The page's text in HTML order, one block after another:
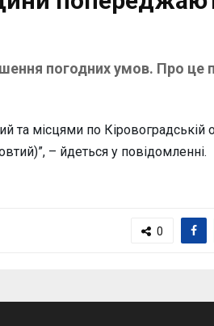
погодних умов. Про це
та місцями по
– йдеться у повідомленні.
0